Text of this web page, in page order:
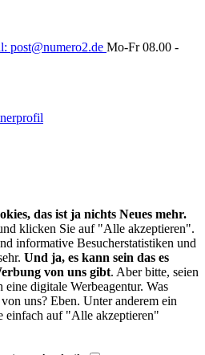
post@numero2.de Mo-Fr 08.00 -
das ist ja nichts Neues mehr.
klicken Sie auf "Alle akzeptieren".
informative Besucherstatistiken und
Und ja, es kann sein das es
von uns gibt. Aber bitte, seien
digitale Werbeagentur. Was
uns? Eben. Unter anderem ein
einfach auf "Alle akzeptieren"